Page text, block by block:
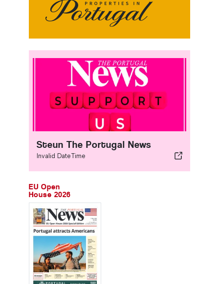
Steun The Portugal News
Invalid DateTime
EU Open
House 2026